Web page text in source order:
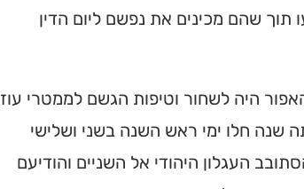
שהם מכינים את נפשם ליום הדין
היה לשחור וטיפות הגשם לממטרי עוז
שנה חלו ימי ראש השנה בשני ושלישי
העגלון היהודי אל השניים והודיעם